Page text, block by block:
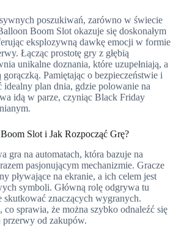
poszukiwań, zarówno w świecie
Boom Slot okazuje się doskonałym
eksplozywną dawkę emocji w formie
Łącząc prostotę gry z głębią
unikalne doznania, które uzupełniają, a
Pamiętając o bezpieczeństwie i
idealny plan dnia, gdzie polowanie na
idą w parze, czyniąc Black Friday
Slot i Jak Rozpocząć Grę?
gra na automatach, która bazuje na
pasjonującym mechanizmie. Gracze
pływające na ekranie, a ich celem jest
symboli. Główną rolę odgrywa tu
znaczących wygranych.
sprawia, że można szybko odnaleźć się
od zakupów.